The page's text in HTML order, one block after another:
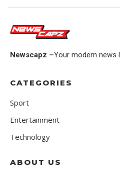
Newscapz –Your modern news
CATEGORIES
Sport
Entertainment
Technology
ABOUT US